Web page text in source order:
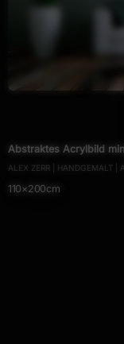
Abstraktes Acrylbild
modern schlicht
ALEX ZERR | HANDGEMALT |
110×200cm